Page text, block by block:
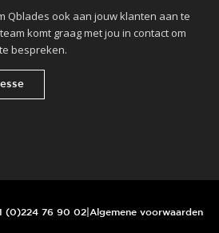
Qblades ook aan jouw klanten aan te
komt graag met jou in contact om
bespreken.
(0)224 76 90 02 Algemene voorwaarden